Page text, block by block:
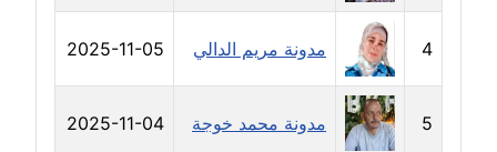
مدونة سارة ابراهيم
مدونة سارة القصبي
عاملة
4 مدونة مريم الدالي 2025-11-05
5 مدونة محمد خوجة 2025-11-04